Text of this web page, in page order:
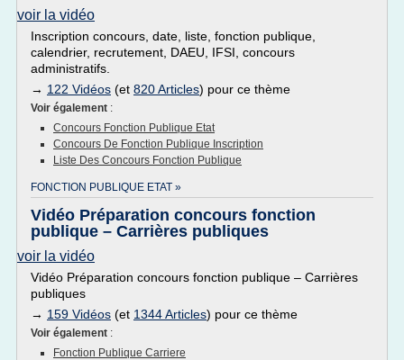
voir la vidéo
Inscription concours, date, liste, fonction publique,
calendrier, recrutement, DAEU, IFSI, concours
administratifs.
→ 122 Vidéos (et 820 Articles) pour ce thème
Voir également :
Concours Fonction Publique Etat
Concours De Fonction Publique Inscription
Liste Des Concours Fonction Publique
FONCTION PUBLIQUE ETAT »
Vidéo Préparation concours fonction
publique – Carrières publiques
voir la vidéo
Vidéo Préparation concours fonction publique – Carrières
publiques
→ 159 Vidéos (et 1344 Articles) pour ce thème
Voir également :
Fonction Publique Carriere